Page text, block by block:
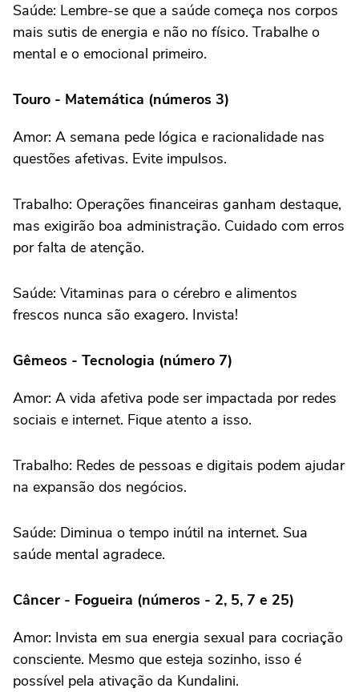
Saúde: Lembre-se que a saúde começa nos corpos
mais sutis de energia e não no físico. Trabalhe o
mental e o emocional primeiro.
Touro - Matemática (números 3)
Amor: A semana pede lógica e racionalidade nas
questões afetivas. Evite impulsos.
Trabalho: Operações financeiras ganham destaque,
mas exigirão boa administração. Cuidado com erros
por falta de atenção.
Saúde: Vitaminas para o cérebro e alimentos
frescos nunca são exagero. Invista!
Gêmeos - Tecnologia (número 7)
Amor: A vida afetiva pode ser impactada por redes
sociais e internet. Fique atento a isso.
Trabalho: Redes de pessoas e digitais podem ajudar
na expansão dos negócios.
Saúde: Diminua o tempo inútil na internet. Sua
saúde mental agradece.
Câncer - Fogueira (números - 2, 5, 7 e 25)
Amor: Invista em sua energia sexual para cocriação
consciente. Mesmo que esteja sozinho, isso é
possível pela ativação da Kundalini.